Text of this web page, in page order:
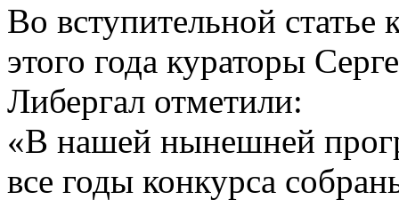
Во вступительной
этого года кураторы
Либергал отметили:
«В нашей нынешней
все годы конкурса